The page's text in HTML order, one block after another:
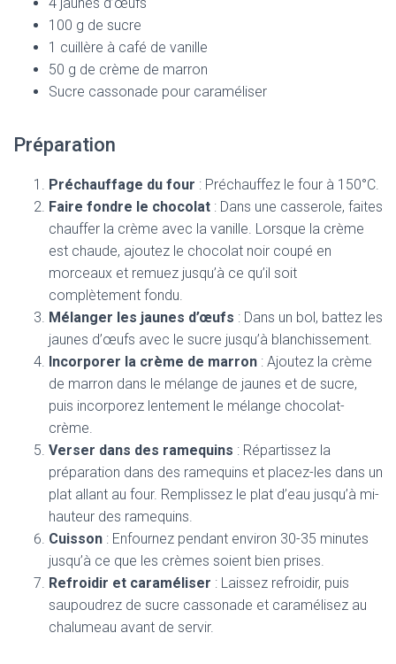
100 g de sucre
1 cuillère à café de vanille
50 g de crème de marron
Sucre cassonade pour caraméliser
Préparation
Préchauffage du four : Préchauffez le four à 150°C.
Faire fondre le chocolat : Dans une casserole, faites
chauffer la crème avec la vanille. Lorsque la crème
est chaude, ajoutez le chocolat noir coupé en
morceaux et remuez jusqu’à ce qu’il soit
complètement fondu.
Mélanger les jaunes d’œufs : Dans un bol, battez les
jaunes d’œufs avec le sucre jusqu’à blanchissement.
Incorporer la crème de marron : Ajoutez la crème
de marron dans le mélange de jaunes et de sucre,
puis incorporez lentement le mélange chocolat-
crème.
Verser dans des ramequins : Répartissez la
préparation dans des ramequins et placez-les dans un
plat allant au four. Remplissez le plat d’eau jusqu’à mi-
hauteur des ramequins.
Cuisson : Enfournez pendant environ 30-35 minutes
jusqu’à ce que les crèmes soient bien prises.
Refroidir et caraméliser : Laissez refroidir, puis
saupoudrez de sucre cassonade et caramélisez au
chalumeau avant de servir.